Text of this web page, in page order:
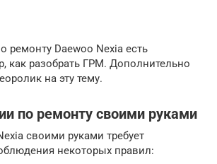
ремонту Daewoo Nexia есть
как разобрать ГРМ. Дополнительно
на эту тему.
по ремонту своими руками
своими руками требует
некоторых правил: